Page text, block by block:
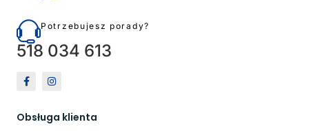
Potrzebujesz porady?
518 034 613
Obsługa klienta